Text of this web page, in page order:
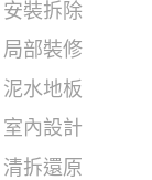
安裝拆除
局部裝修
泥水地板
室內設計
清拆還原